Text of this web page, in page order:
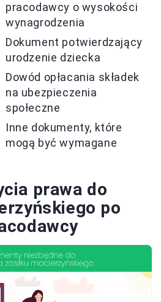
pracodawcy o wysokości
wynagrodzenia
Dokument potwierdzający
urodzenie dziecka
Dowód opłacania składek
na ubezpieczenia
społeczne
Inne dokumenty, które
mogą być wymagane
prawa do
po